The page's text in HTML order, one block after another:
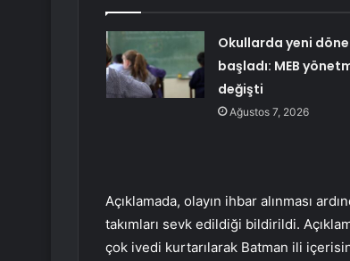
Okullarda yeni
başladı: MEB
değişti
Ağustos 7, 2026
Açıklamada, olayın ihbar alınması
takımları sevk edildiği bildirildi.
çok ivedi kurtarılarak Batman ili